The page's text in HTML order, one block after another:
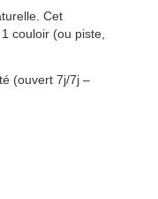
Cet
couloir (ou piste,
(ouvert 7j/7j –